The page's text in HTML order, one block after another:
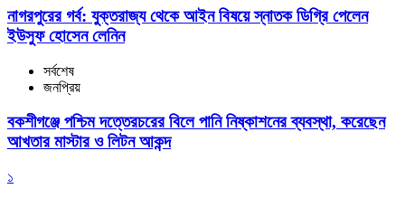
নাগরপুরের গর্ব: যুক্তরাজ্য থেকে আইন বিষয়ে স্নাতক ডিগ্রি পেলেন
ইউসুফ হোসেন লেনিন
সর্বশেষ
জনপ্রিয়
বকশীগঞ্জে পশ্চিম দত্তেরচরের বিলে পানি নিষ্কাশনের ব্যবস্থা, করেছেন
আখতার মাস্টার ও লিটন আকন্দ
১